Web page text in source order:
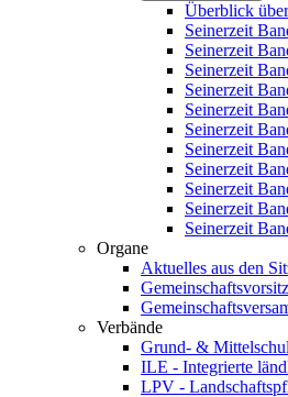
Überblick
Seinerzeit
Seinerzeit
Seinerzeit
Seinerzeit
Seinerzeit
Seinerzeit
Seinerzeit
Seinerzeit
Seinerzeit
Seinerzeit
Seinerzeit
Organe
Aktuelles aus den
Verbände
Grund- &
ILE - Integrierte
LPV -